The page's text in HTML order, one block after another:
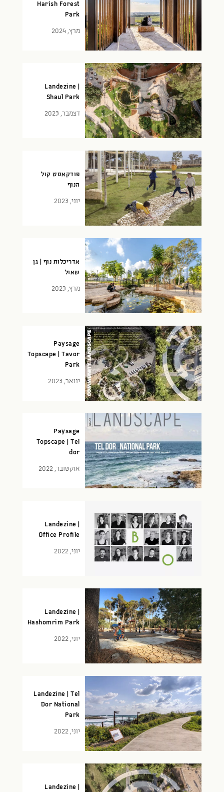
Harish Forest
Park
מרץ, 2024
Landezine |
Shaul Park
דצמבר, 2023
פודקאסט קול
הנוף
יוני, 2023
אדריכלות נוף | גן
שאול
מרץ, 2023
Paysage
Topscape | Tavor
Park
ינואר, 2023
Paysage
Topscape | Tel
dor
אוקטובר, 2022
Landezine |
Office Profile
יוני, 2022
Landezine |
Hashomrim Park
יוני, 2022
Landezine | Tel
Dor National
Park
יוני, 2022
Landezine |